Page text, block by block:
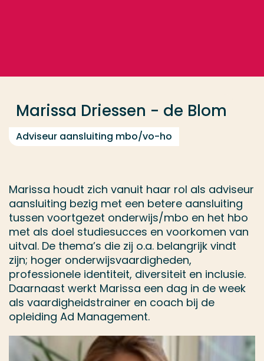
Marissa Driessen - de Blom
Adviseur aansluiting mbo/vo-ho
Marissa houdt zich vanuit haar rol als adviseur
aansluiting bezig met een betere aansluiting
tussen voortgezet onderwijs/mbo en het hbo
met als doel studiesucces en voorkomen van
uitval. De thema’s die zij o.a. belangrijk vindt
zijn; hoger onderwijsvaardigheden,
professionele identiteit, diversiteit en inclusie.
Daarnaast werkt Marissa een dag in de week
als vaardigheidstrainer en coach bij de
opleiding Ad Management.
Opleiding
Contact